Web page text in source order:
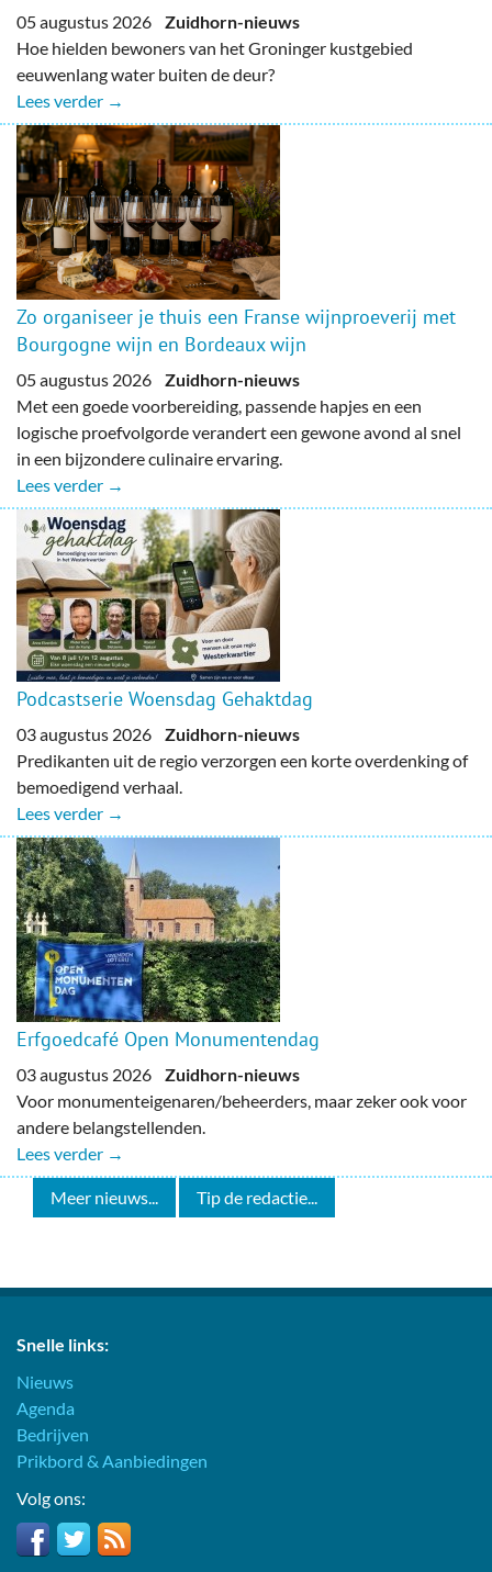
05 augustus 2026 Zuidhorn-nieuws
Hoe hielden bewoners van het Groninger kustgebied
eeuwenlang water buiten de deur?
Lees verder →
Zo organiseer je thuis een Franse wijnproeverij met
Bourgogne wijn en Bordeaux wijn
05 augustus 2026 Zuidhorn-nieuws
Met een goede voorbereiding, passende hapjes en een
logische proefvolgorde verandert een gewone avond al snel
in een bijzondere culinaire ervaring.
Lees verder →
Podcastserie Woensdag Gehaktdag
03 augustus 2026 Zuidhorn-nieuws
Predikanten uit de regio verzorgen een korte overdenking of
bemoedigend verhaal.
Lees verder →
Erfgoedcafé Open Monumentendag
03 augustus 2026 Zuidhorn-nieuws
Voor monumenteigenaren/beheerders, maar zeker ook voor
andere belangstellenden.
Lees verder →
Meer nieuws... Tip de redactie...
Snelle links:
Nieuws
Agenda
Bedrijven
Prikbord & Aanbiedingen
Volg ons: